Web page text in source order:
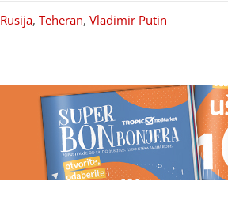
Rusija, Teheran, Vladimir Putin